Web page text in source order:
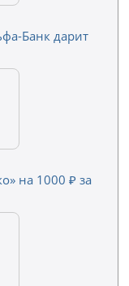
Банк дарит
на 1000 ₽ за